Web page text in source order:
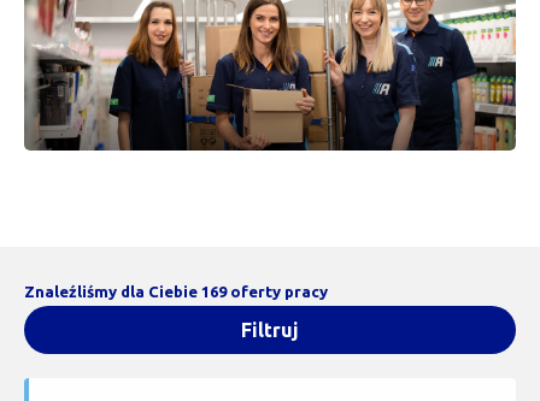
Znaleźliśmy dla Ciebie 169 oferty pracy
Filtruj